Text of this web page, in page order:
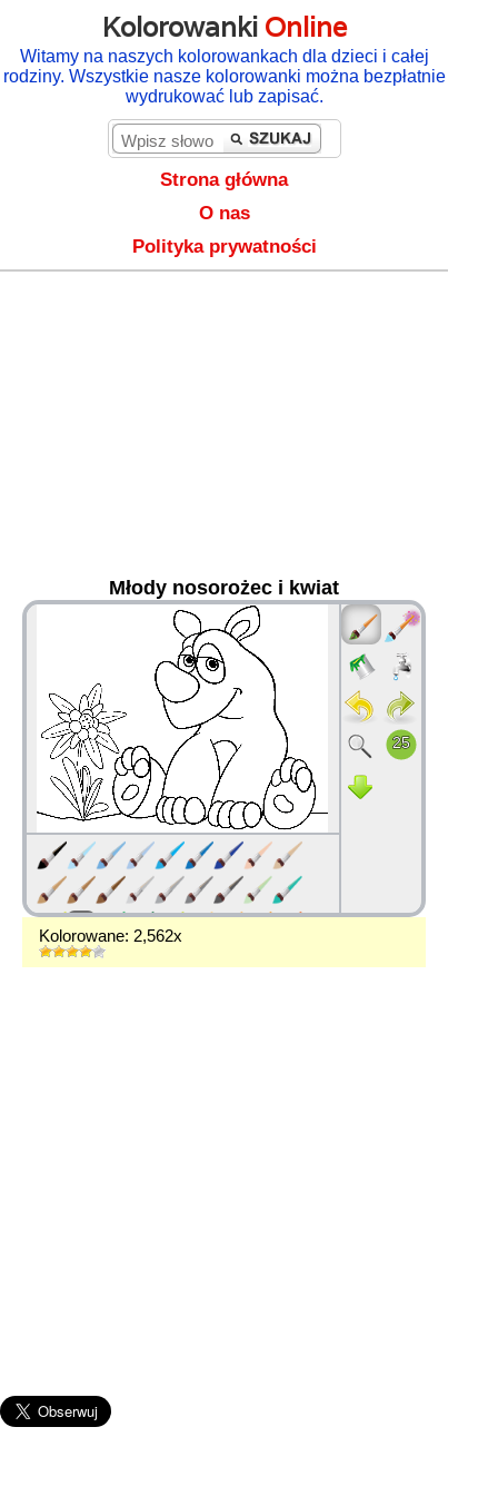
Kolorowanki Online
Witamy na naszych kolorowankach dla dzieci i całej
rodziny. Wszystkie nasze kolorowanki można bezpłatnie
wydrukować lub zapisać.
Strona główna
O nas
Polityka prywatności
Młody nosorożec i kwiat
Kolorowane: 2,562x